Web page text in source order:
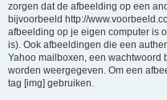
zorgen dat de afbeelding op een
bijvoorbeeld http://
afbeelding op je eigen computer is
is). Ook afbeeldingen die een
Yahoo mailboxen, een wachtwoord
worden weergegeven. Om een
tag [img] gebruiken.